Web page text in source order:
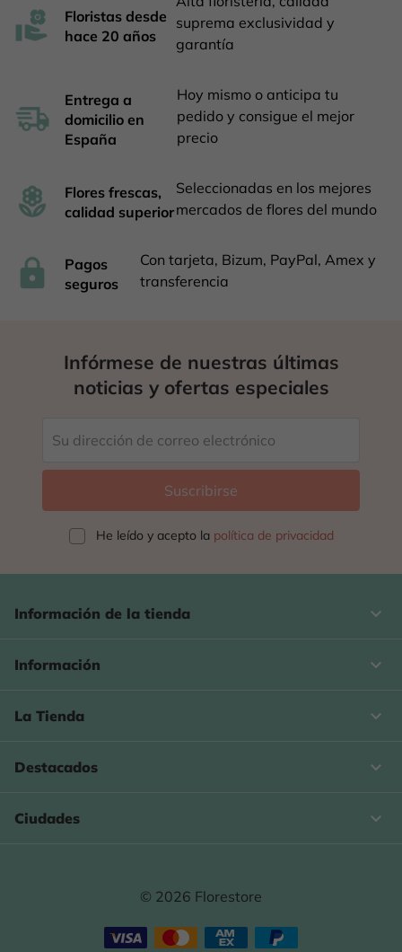
Floristas desde
hace 20 años
suprema exclusividad y
garantía
Entrega a
domicilio en
España
Hoy mismo o anticipa tu
pedido y consigue el mejor
precio
Flores frescas,
calidad superior
Seleccionadas en los mejores
mercados de flores del mundo
Pagos
seguros
Con tarjeta, Bizum, PayPal, Amex y
transferencia
Infórmese de nuestras últimas
noticias y ofertas especiales
He leído y acepto la política de privacidad
Información de la tienda keyboard_arrow_down
Información 
La Tienda 
Destacados 
Ciudades 
© 2026 Florestore